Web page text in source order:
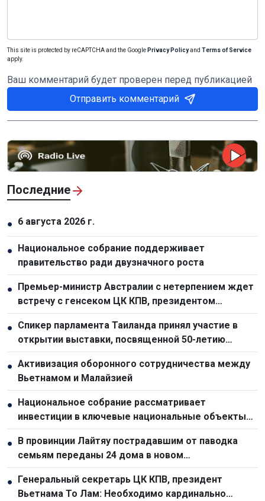
This site is protected by reCAPTCHA and the Google Privacy Policyand Terms of Service
apply.
Ваш комментарий будет проверен перед публикацией
Отправить комментарий
Последние
● 6 августа 2026 г.
● Национальное собрание поддерживает
правительство ради двузначного роста
● Премьер-министр Австралии с нетерпением ждет
встречу с генсеком ЦК КПВ, президентом
Вьетнама То Ламом
● Спикер парламента Таиланда принял участие в
открытии выставки, посвященной 50-летию
отношений с Вьетнамом
● Активизация оборонного сотрудничества между
Вьетнамом и Малайзией
● Национальное собрание рассматривает
инвестиции в ключевые национальные объекты
для стимулирования экономического роста
● В провинции Лайтяу пострадавшим от паводка
семьям переданы 24 дома в новом
переселенческом посёлке
● Генеральный секретарь ЦК КПВ, президент
Вьетнама То Лам: Необходимо кардинально